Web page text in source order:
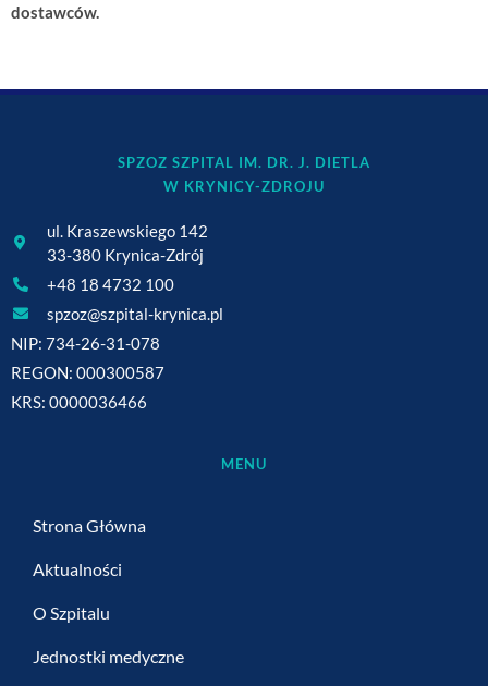
dostawców.
SPZOZ SZPITAL IM. DR. J. DIETLA
W KRYNICY-ZDROJU
ul. Kraszewskiego 142
33-380 Krynica-Zdrój
+48 18 4732 100
spzoz@szpital-krynica.pl
NIP: 734-26-31-078
REGON: 000300587
KRS: 0000036466
MENU
Strona Główna
Aktualności
O Szpitalu
Jednostki medyczne